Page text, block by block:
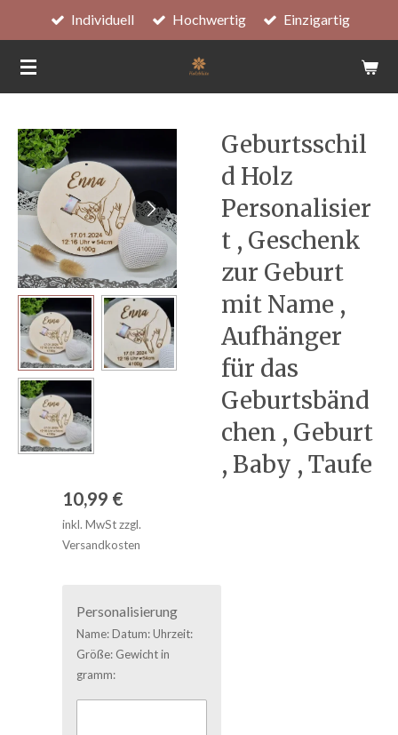
Hauptinhalt
springen
Individuell Hochwertig Einzigartig
Geburtsschil
d Holz
Personalisier
t , Geschenk
zur Geburt
mit Name ,
Aufhänger
für das
Geburtsbänd
chen , Geburt
, Baby , Taufe
10,99 €
inkl. MwSt zzgl.
Versandkosten
Personalisierung
Name: Datum: Uhrzeit:
Größe: Gewicht in
gramm: